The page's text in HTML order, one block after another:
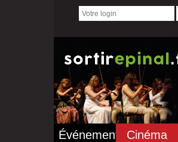
Événements Cinéma